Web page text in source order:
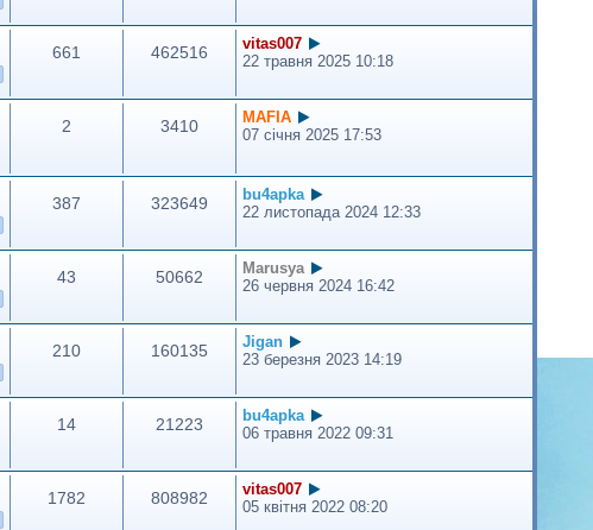
661 462516
vitas007
22 травня 2025 10:18
2 3410
MAFIA
07 січня 2025 17:53
387 323649
bu4apka
22 листопада 2024 12:33
43 50662
Marusya
26 червня 2024 16:42
210 160135
Jigan
23 березня 2023 14:19
14 21223
bu4apka
06 травня 2022 09:31
1782 808982
vitas007
05 квітня 2022 08:20